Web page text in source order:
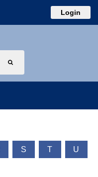
Login
S T U